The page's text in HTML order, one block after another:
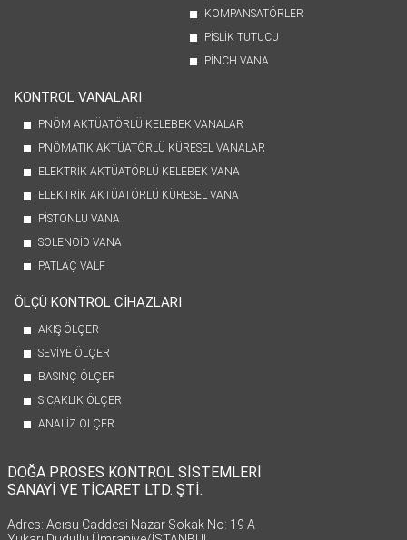
KOMPANSATÖRLER
PİSLİK TUTUCU
PİNCH VANA
KONTROL VANALARI
PNÖM AKTÜATÖRLÜ KELEBEK VANALAR
PNÖMATİK AKTÜATÖRLÜ KÜRESEL VANALAR
ELEKTRİK AKTÜATÖRLÜ KELEBEK VANA
ELEKTRİK AKTÜATÖRLÜ KÜRESEL VANA
PİSTONLU VANA
SOLENOİD VANA
PATLAÇ VALF
ÖLÇÜ KONTROL CİHAZLARI
AKIŞ ÖLÇER
SEVİYE ÖLÇER
BASINÇ ÖLÇER
SICAKLIK ÖLÇER
ANALİZ ÖLÇER
DOĞA PROSES KONTROL SİSTEMLERİ
SANAYİ VE TİCARET LTD. ŞTİ.
Adres: Acısu Caddesi Nazar Sokak No: 19 A